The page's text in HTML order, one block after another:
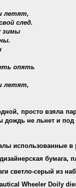
летят,
след.
зимы
опять
летят,
просто взяла
дождь не льнет и под
использованные в
бумага,
светло-серый из
Wheeler Doily